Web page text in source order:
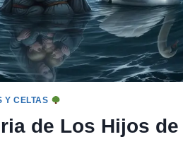
Y CELTAS
de Los Hijos de